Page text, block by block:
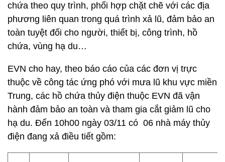
chứa theo quy trình, phối hợp chặt chẽ với các địa
phương liên quan trong quá trình xả lũ, đảm bảo an
toàn tuyệt đối cho người, thiết bị, công trình, hồ
chứa, vùng hạ du…
EVN cho hay, theo báo cáo của các đơn vị trực
thuộc về công tác ứng phó với mưa lũ khu vực miền
Trung, các hồ chứa thủy điện thuộc EVN đã vận
hành đảm bảo an toàn và tham gia cắt giảm lũ cho
hạ du. Đến 10h00 ngày 03/11 có 06 nhà máy thủy
điện đang xả điều tiết gồm: